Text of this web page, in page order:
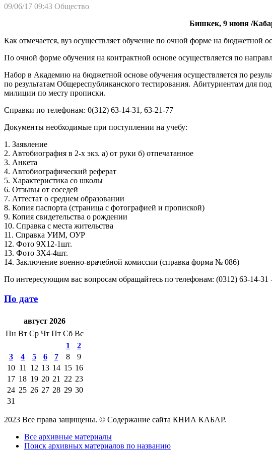
09/06/17 09:43 Общество
Бишкек, 9 июня /
Как отмечается, вуз осуществляет обучение по очной форме на бюджетной
По очной форме обучения на контрактной основе осуществляется по
Набор в Академию на бюджетной основе обучения осуществляется по
по результатам Общереспубликанского тестирования. Абитуриентам для
милиции по месту прописки.
Справки по телефонам: 0(312) 63-14-31, 63-21-77
Документы необходимые при поступлении на учебу:
1. Заявление
2. Автобиография в 2-х экз. а) от руки б) отпечатанное
3. Анкета
4. Автобиографический реферат
5. Характеристика со школы
6. Отзывы от соседей
7. Аттестат о среднем образовании
8. Копия паспорта (страница с фотографией и пропиской)
9. Копия свидетельства о рождении
10. Справка с места жительства
11. Справка УИМ, ОУР
12. Фото 9Х12-1шт.
13. Фото ЗХ4-4шт.
14. Заключение военно-врачебной комиссии (справка форма № 086)
По интересующим вас вопросам обращайтесь по телефонам: (0312) 63-14-31
По дате
август 2026
Пн Вт Ср Чт Пт Сб Вс
1
2
3
4 5 6 7 8
9
10 11 12 13 14 15 16
17 18 19 20 21 22 23
24 25 26 27 28 29 30
31
2023 Все права защищены. © Содержание сайта КНИА КАБАР.
Все архивные материалы
Поиск архивных материалов по названию